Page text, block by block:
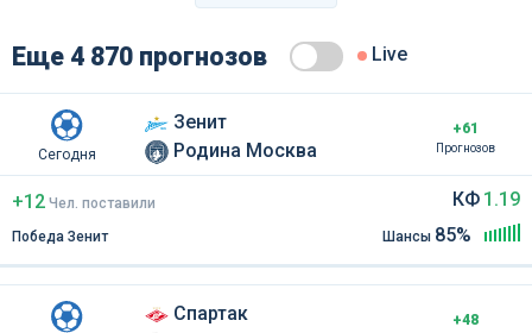
Еще 4 870 прогнозов Live
Сегодня
Зенит
Родина Москва
+61
Прогнозов
+12 Чел. поставили
Победа Зенит
КФ 1.19
Шансы 85%
Спартак
+48